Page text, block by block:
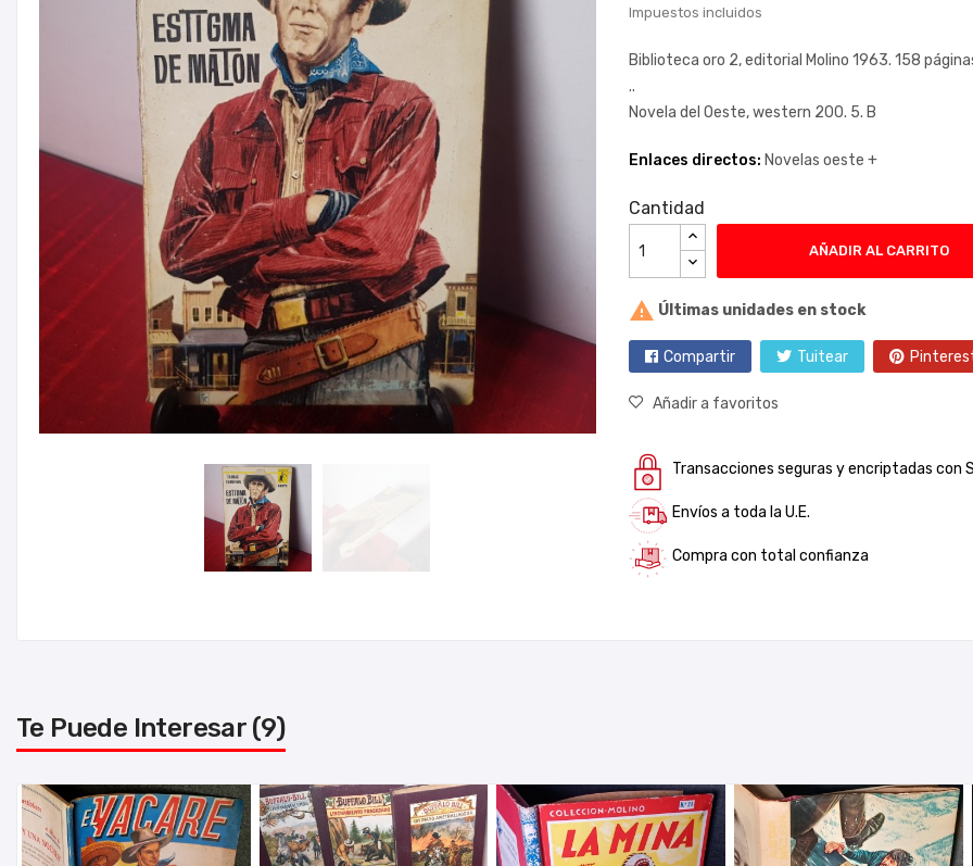
Impuestos incluidos
Biblioteca oro 2, editorial Molino 1963. 158
..
Novela del Oeste, western 200. 5. B
Enlaces directos: Novelas oeste +
Cantidad
AÑADIR AL CARRITO
 Últimas unidades en stock
Compartir Tuitear
Añadir a favoritos
Transacciones seguras y encriptadas con
Envíos a toda la U.E.
Compra con total confianza
Te Puede Interesar (9)